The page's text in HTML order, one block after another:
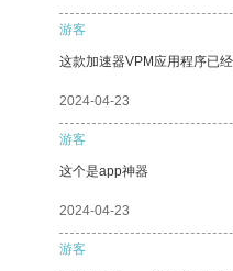
游客
这款加速器VPM应用程序已
2024-04-23
游客
这个是app神器
2024-04-23
游客